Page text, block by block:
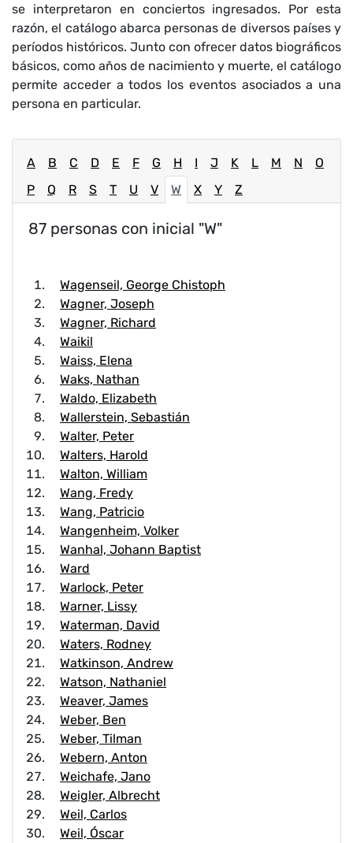
se interpretaron en conciertos ingresados. Por esta
razón, el catálogo abarca personas de diversos países y
períodos históricos. Junto con ofrecer datos biográficos
básicos, como años de nacimiento y muerte, el catálogo
permite acceder a todos los eventos asociados a una
persona en particular.
A B C D E F G H I J K L M N
O
P
Q R S T U V W X Y Z
87 personas con inicial "W"
Wagenseil, George Chistoph
Wagner, Joseph
Wagner, Richard
Waikil
Waiss, Elena
Waks, Nathan
Waldo, Elizabeth
Wallerstein, Sebastián
Walter, Peter
Walters, Harold
Walton, William
Wang, Fredy
Wang, Patricio
Wangenheim, Volker
Wanhal, Johann Baptist
Ward
Warlock, Peter
Warner, Lissy
Waterman, David
Waters, Rodney
Watkinson, Andrew
Watson, Nathaniel
Weaver, James
Weber, Ben
Weber, Tilman
Webern, Anton
Weichafe, Jano
Weigler, Albrecht
Weil, Carlos
Weil, Óscar